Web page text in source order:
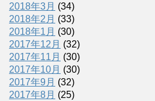
2018年3月 (34)
2018年2月 (33)
2018年1月 (30)
2017年12月 (32)
2017年11月 (30)
2017年10月 (30)
2017年9月 (32)
2017年8月 (25)